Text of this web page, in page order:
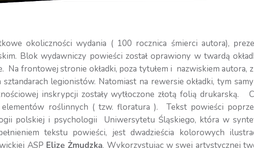
okoliczności wydania ( 100 rocznica śmierci autora),
Blok wydawniczy powieści został oprawiony w twardą
Na frontowej stronie okładki, poza tytułem i nazwiskiem autora,
sztandarach legionistów. Natomiast na rewersie okładki, tym
inskrypcji zostały wytłoczone złotą folią drukarską.
roślinnych ( tzw. floratura ). Tekst powieści
polskiej i psychologii Uniwersytetu Śląskiego, która w
tekstu powieści, jest dwadzieścia kolorowych
ASP Elizę Żmudzką. Wykorzystując w swej artystycznej